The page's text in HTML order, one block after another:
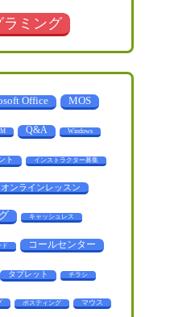
ラミング
Office MOS
Q&A Windows
ト インストラクター募集
オンラインレッスン
キャッシュレス
ド コールセンター
タブレット チラシ
ポスティング マウス